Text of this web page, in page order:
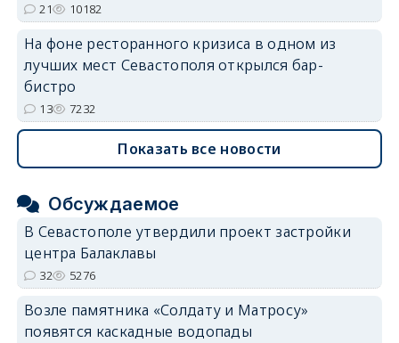
21 10182
На фоне ресторанного кризиса в одном из
лучших мест Севастополя открылся бар-
бистро
13 7232
Показать все новости
Обсуждаемое
В Севастополе утвердили проект застройки
центра Балаклавы
32 5276
Возле памятника «Солдату и Матросу»
появятся каскадные водопады